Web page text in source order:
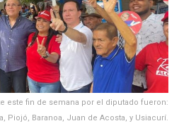
este fin de semana por el diputado fueron:
Piojó, Baranoa, Juan de Acosta, y Usiacurí.